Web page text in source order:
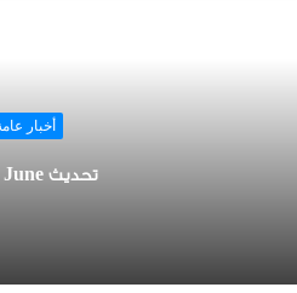
أخبار
تحديث Xbox June